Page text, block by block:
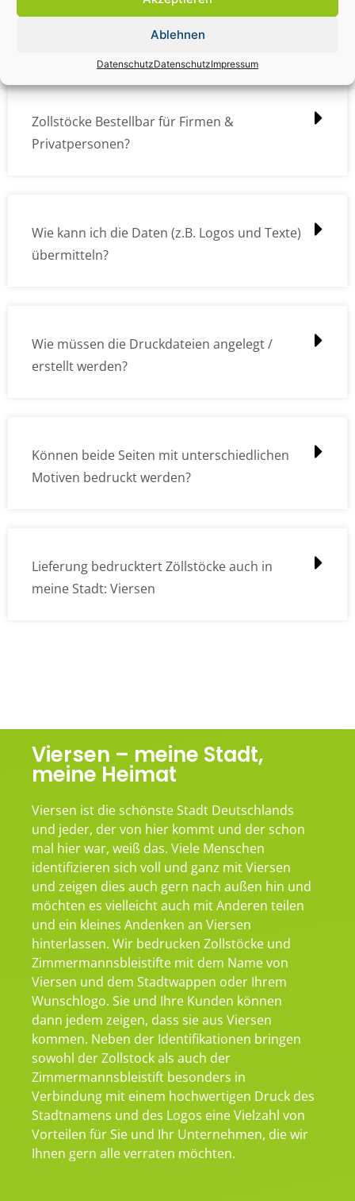
Ablehnen
DatenschutzDatenschutzImpressum
Zollstock Druckdatencheck / Profidatencheck
Zollstöcke Bestellbar für Firmen &
Privatpersonen?
Wie kann ich die Daten (z.B. Logos und Texte)
übermitteln?
Wie müssen die Druckdateien angelegt /
erstellt werden?
Können beide Seiten mit unterschiedlichen
Motiven bedruckt werden?
Lieferung bedrucktert Zöllstöcke auch in
meine Stadt: Viersen
Viersen – meine Stadt,
meine Heimat
Viersen ist die schönste Stadt Deutschlands
und jeder, der von hier kommt und der schon
mal hier war, weiß das. Viele Menschen
identifizieren sich voll und ganz mit Viersen
und zeigen dies auch gern nach außen hin und
möchten es vielleicht auch mit Anderen teilen
und ein kleines Andenken an Viersen
hinterlassen. Wir bedrucken Zollstöcke und
Zimmermannsbleistifte mit dem Name von
Viersen und dem Stadtwappen oder Ihrem
Wunschlogo. Sie und Ihre Kunden können
dann jedem zeigen, dass sie aus Viersen
kommen. Neben der Identifikationen bringen
sowohl der Zollstock als auch der
Zimmermannsbleistift besonders in
Verbindung mit einem hochwertigen Druck des
Stadtnamens und des Logos eine Vielzahl von
Vorteilen für Sie und Ihr Unternehmen, die wir
Ihnen gern alle verraten möchten.